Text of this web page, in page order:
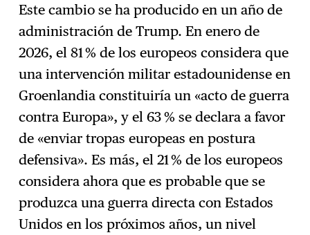
Este cambio se ha producido en un año de
administración de Trump. En enero de
2026, el 81 % de los europeos considera que
una intervención militar estadounidense en
Groenlandia constituiría un «acto de guerra
contra Europa», y el 63 % se declara a favor
de «enviar tropas europeas en postura
defensiva». Es más, el 21 % de los europeos
considera ahora que es probable que se
produzca una guerra directa con Estados
Unidos en los próximos años, un nivel